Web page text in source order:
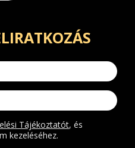
Tájékoztatót, és
kezeléséhez.